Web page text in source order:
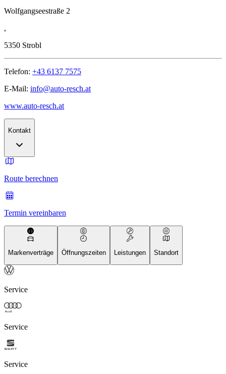
Wolfgangseestraße 2
,
5350 Strobl
Telefon: +43 6137 7575
E-Mail: info@auto-resch.at
www.auto-resch.at
Kontakt
Route berechnen
Termin vereinbaren
Markenverträge Öffnungszeiten Leistungen Standort
Service
Service
Service